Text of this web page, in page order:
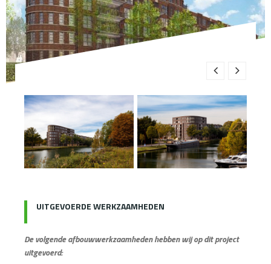
UITGEVOERDE WERKZAAMHEDEN
De volgende afbouwwerkzaamheden hebben wij op dit project
uitgevoerd: